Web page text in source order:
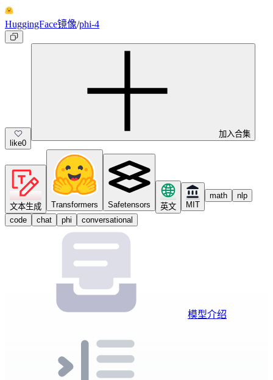
HuggingFace镜像/phi-4
like0
加入合集
文本生成 Transformers Safetensors 英文 MIT
math nlp
code chat phi conversational
模型介绍